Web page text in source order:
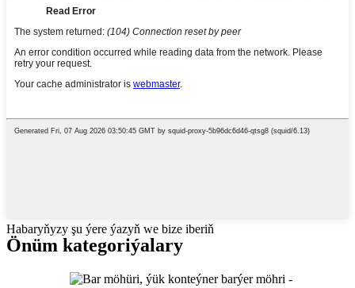
Habaryňyzy şu ýere ýazyň we bize iberiň
Önüm kategoriýalary